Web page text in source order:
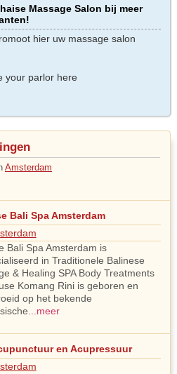
Massage Salon bij meer
hier uw massage salon
your parlor here
Amsterdam
Bali Spa Amsterdam
Bali Spa Amsterdam is
in Traditionele Balinese
& Healing SPA Body Treatments
Komang Rini is geboren en
op het bekende
...meer
en Acupressuur